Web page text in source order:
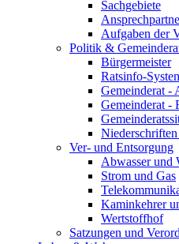
Sachgebiete
Aufgaben der
Politik &
Bürgermeister
Ratsinfo-
Gemeinderat -
Gemeinderat -
Ver- und Entsorgung
Abwasser und
Strom und Gas
Kaminkehrer
Wertstoffhof
Satzungen und